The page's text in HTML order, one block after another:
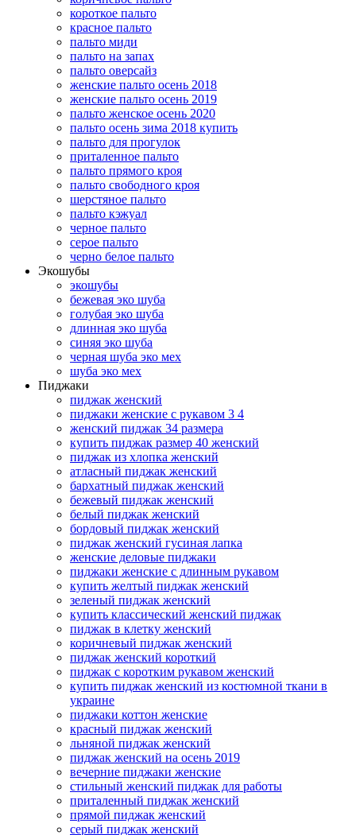
короткое пальто
красное пальто
пальто миди
пальто на запах
пальто оверсайз
женские пальто осень 2018
женские пальто осень 2019
пальто женское осень 2020
пальто осень зима 2018 купить
пальто для прогулок
приталенное пальто
пальто прямого кроя
пальто свободного кроя
шерстяное пальто
пальто кэжуал
черное пальто
серое пальто
черно белое пальто
Экошубы
экошубы
бежевая эко шуба
голубая эко шуба
длинная эко шуба
синяя эко шуба
черная шуба эко мех
шуба эко мех
Пиджаки
пиджак женский
пиджаки женские с рукавом 3 4
женский пиджак 34 размера
купить пиджак размер 40 женский
пиджак из хлопка женский
атласный пиджак женский
бархатный пиджак женский
бежевый пиджак женский
белый пиджак женский
бордовый пиджак женский
пиджак женский гусиная лапка
женские деловые пиджаки
пиджаки женские с длинным рукавом
купить желтый пиджак женский
зеленый пиджак женский
купить классический женский пиджак
пиджак в клетку женский
коричневый пиджак женский
пиджак женский короткий
пиджак с коротким рукавом женский
купить пиджак женский из костюмной ткани в
украине
пиджаки коттон женские
красный пиджак женский
льняной пиджак женский
пиджак женский на осень 2019
вечерние пиджаки женские
стильный женский пиджак для работы
приталенный пиджак женский
прямой пиджак женский
серый пиджак женский